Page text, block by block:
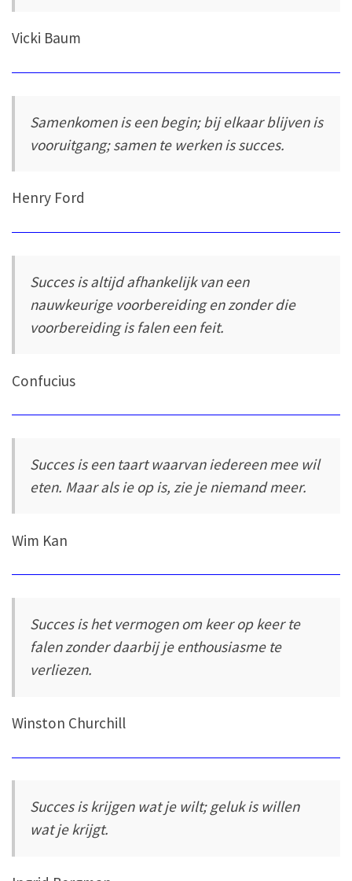
Vicki Baum
Samenkomen is een begin; bij elkaar blijven is
vooruitgang; samen te werken is succes.
Henry Ford
Succes is altijd afhankelijk van een
nauwkeurige voorbereiding en zonder die
voorbereiding is falen een feit.
Confucius
Succes is een taart waarvan iedereen mee wil
eten. Maar als ie op is, zie je niemand meer.
Wim Kan
Succes is het vermogen om keer op keer te
falen zonder daarbij je enthousiasme te
verliezen.
Winston Churchill
Succes is krijgen wat je wilt; geluk is willen
wat je krijgt.